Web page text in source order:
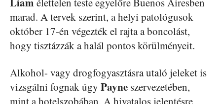
marad. A tervek szerint, a helyi patológusok
október 17-én végezték el rajta a boncolást,
hogy tisztázzák a halál pontos körülményeit.
Alkohol- vagy drogfogyasztásra utaló jeleket is
vizsgálni fognak úgy Payne szervezetében,
mint a hotelszobában. A hivatalos jelentésre